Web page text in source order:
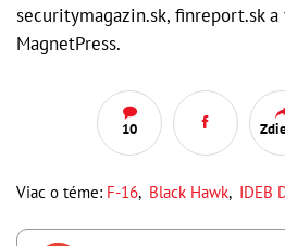
securitymagazin.sk, finreport.sk
MagnetPress.
10
Viac o téme: F-16, Black Hawk, IDEB